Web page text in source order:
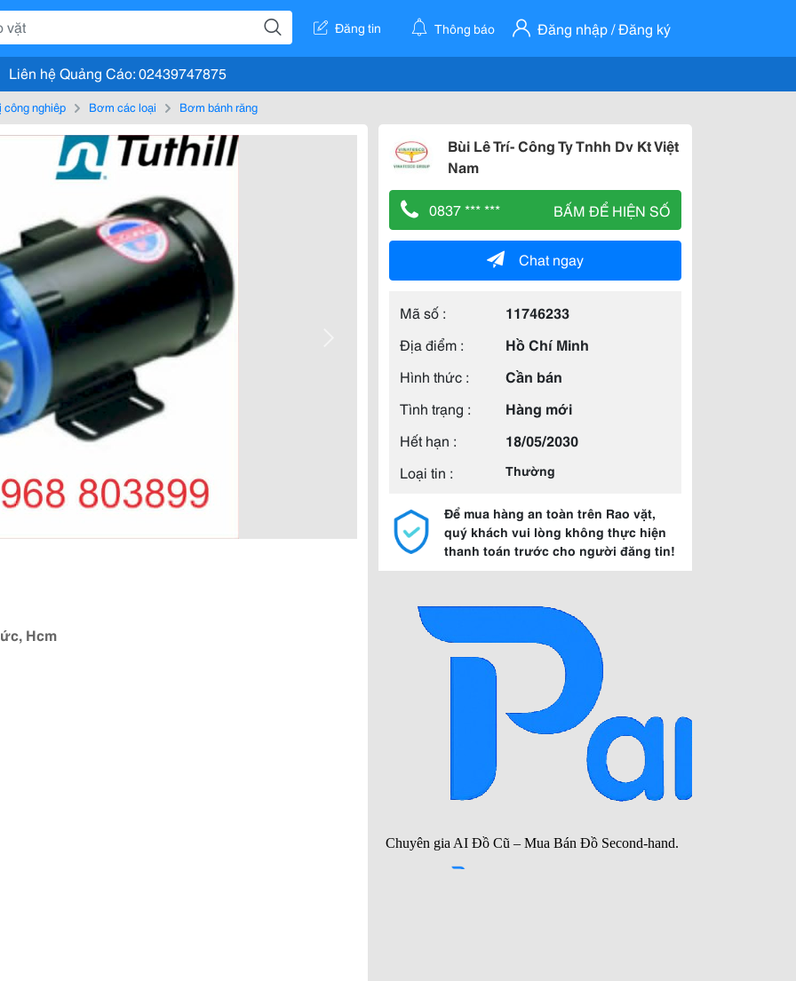
Đăng tin Thông báo Đăng nhập / Đăng ký
Liên hệ Quảng Cáo: 02439747875
nghiệp Bơm các loại Bơm bánh răng
Hcm
Bùi Lê Trí- Công Ty Tnhh Dv Kt Việt
Nam
0837 *** *** BẤM ĐỂ HIỆN SỐ
Chat ngay
Mã số :
11746233
Địa điểm :
Hồ Chí Minh
Hình thức :
Cần bán
Tình trạng :
Hàng mới
Hết hạn :
18/05/2030
Loại tin :
Thường
Để mua hàng an toàn trên Rao vặt,
quý khách vui lòng không thực hiện
thanh toán trước cho người đăng tin!